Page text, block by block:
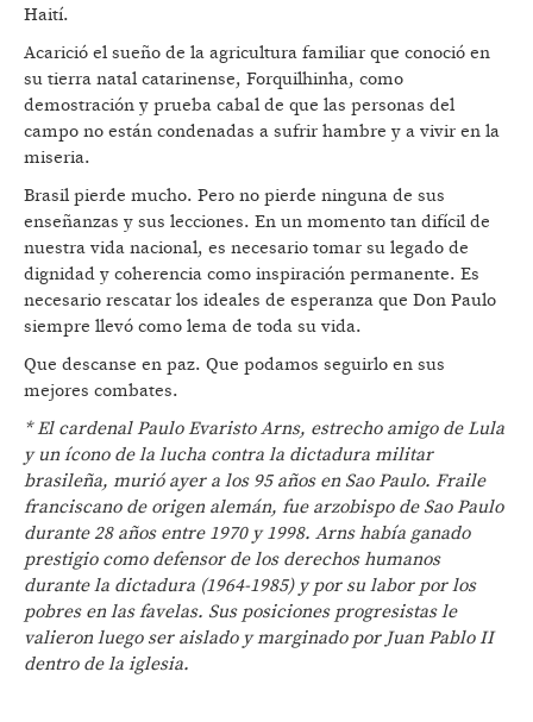
Haití.
Acarició el sueño de la agricultura familiar que conoció en
su tierra natal catarinense, Forquilhinha, como
demostración y prueba cabal de que las personas del
campo no están condenadas a sufrir hambre y a vivir en la
miseria.
Brasil pierde mucho. Pero no pierde ninguna de sus
enseñanzas y sus lecciones. En un momento tan difícil de
nuestra vida nacional, es necesario tomar su legado de
dignidad y coherencia como inspiración permanente. Es
necesario rescatar los ideales de esperanza que Don Paulo
siempre llevó como lema de toda su vida.
Que descanse en paz. Que podamos seguirlo en sus
mejores combates.
* El cardenal Paulo Evaristo Arns, estrecho amigo de Lula
y un ícono de la lucha contra la dictadura militar
brasileña, murió ayer a los 95 años en Sao Paulo. Fraile
franciscano de origen alemán, fue arzobispo de Sao Paulo
durante 28 años entre 1970 y 1998. Arns había ganado
prestigio como defensor de los derechos humanos
durante la dictadura (1964-1985) y por su labor por los
pobres en las favelas. Sus posiciones progresistas le
valieron luego ser aislado y marginado por Juan Pablo II
dentro de la iglesia.